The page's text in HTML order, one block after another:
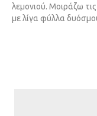
λεμονιού. Μοιράζω
με λίγα φύλλα